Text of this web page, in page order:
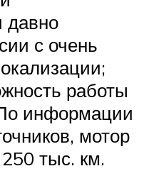
давно
с очень
работы
информации
мотор
тыс. км.